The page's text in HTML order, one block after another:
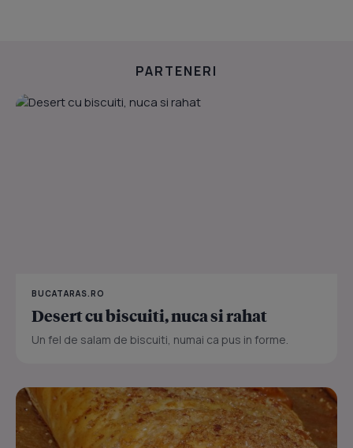
PARTENERI
BUCATARAS.RO
Desert cu biscuiti, nuca si rahat
Un fel de salam de biscuiti, numai ca pus in forme.